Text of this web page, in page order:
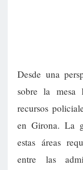
Desde una
sobre la mesa
recursos
en Girona. La
estas áreas
entre las